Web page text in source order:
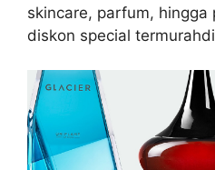
skincare, parfum, hingga
diskon special